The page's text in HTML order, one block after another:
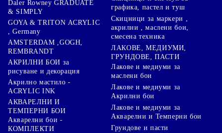
Daler Rowney GRADUATE
& SIMPLY
GOYA & TRITON АCRYLIC
, Germany
AMSTERDAM ,GOGH,
REMBRANDT
АКРИЛНИ БОИ за
рисуване и декорация
Акрилно мастило -
ACRYLIC INK
АКВАРЕЛНИ И
ТЕМПЕРНИ БОИ
Акварелни бои -
КОМПЛЕКТИ
графика, пастел и туш
Скицници за маркери ,
акрилни , маслени бои,
смесена техника
ЛАКОВЕ, МЕДИУМИ,
ГРУНДОВЕ, ПАСТИ
Лакове и медиуми за
маслени бои
Лакове и медиуми за
Акрилни бои
Лакове и медиуми за
Акварелни и Темперни бои
Грундове и пасти